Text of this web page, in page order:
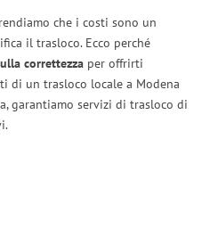
che i costi sono un
il trasloco. Ecco perché
correttezza per offrirti
di un trasloco locale a Modena
garantiamo servizi di trasloco di